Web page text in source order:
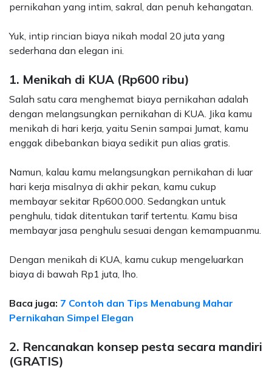
pernikahan yang intim, sakral, dan penuh kehangatan.
Yuk, intip rincian biaya nikah modal 20 juta yang
sederhana dan elegan ini.
1. Menikah di KUA (Rp600 ribu)
Salah satu cara menghemat biaya pernikahan adalah
dengan melangsungkan pernikahan di KUA. Jika kamu
menikah di hari kerja, yaitu Senin sampai Jumat, kamu
enggak dibebankan biaya sedikit pun alias gratis.
Namun, kalau kamu melangsungkan pernikahan di luar
hari kerja misalnya di akhir pekan, kamu cukup
membayar sekitar Rp600.000. Sedangkan untuk
penghulu, tidak ditentukan tarif tertentu. Kamu bisa
membayar jasa penghulu sesuai dengan kemampuanmu.
Dengan menikah di KUA, kamu cukup mengeluarkan
biaya di bawah Rp1 juta, lho.
Baca juga: 7 Contoh dan Tips Menabung Mahar
Pernikahan Simpel Elegan
2. Rencanakan konsep pesta secara mandiri
(GRATIS)